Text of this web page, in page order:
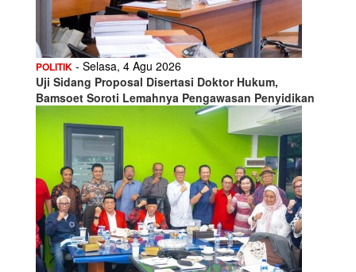
POLITIK - Selasa, 4 Agu 2026
Uji Sidang Proposal Disertasi Doktor Hukum,
Bamsoet Soroti Lemahnya Pengawasan Penyidikan